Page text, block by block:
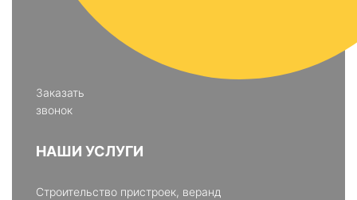
Заказать
звонок
НАШИ УСЛУГИ
Строительство пристроек, веранд